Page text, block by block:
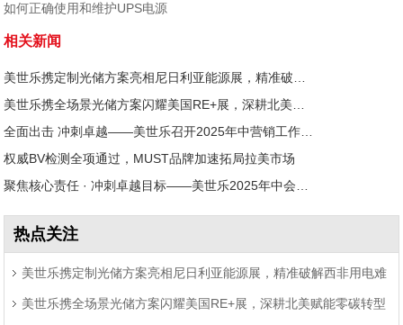
如何正确使用和维护UPS电源
相关新闻
美世乐携定制光储方案亮相尼日利亚能源展，精准破解西非用电难题
美世乐携全场景光储方案闪耀美国RE+展，深耕北美赋能零碳转型
全面出击 冲刺卓越——美世乐召开2025年中营销工作会议
权威BV检测全项通过，MUST品牌加速拓局拉美市场
聚焦核心责任 · 冲刺卓越目标——美世乐2025年中会议圆满举行
热点关注
美世乐携定制光储方案亮相尼日利亚能源展，精准破解西非用电难
题 美世乐携全场景光储方案闪耀美国RE+展，深耕北美赋能零碳转型